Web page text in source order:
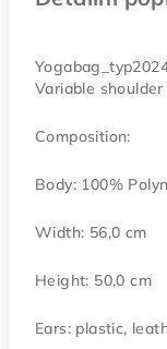
Variable shoulder
Composition:
Body: 100%
Width: 56,0 cm
Height: 50,0 cm
Ears: plastic,